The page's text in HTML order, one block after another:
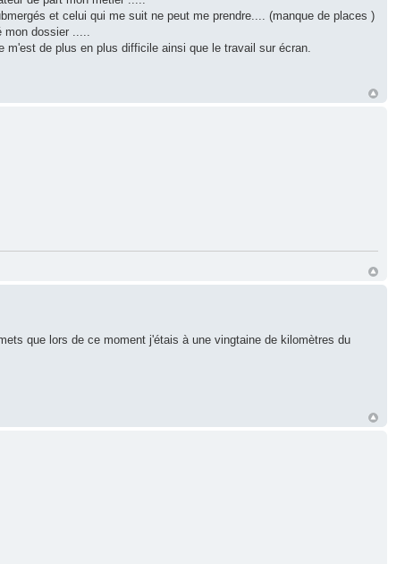
et celui qui me suit ne peut me prendre.... (manque de places )
dossier .....
de plus en plus difficile ainsi que le travail sur écran.
que lors de ce moment j'étais à une vingtaine de kilomètres du